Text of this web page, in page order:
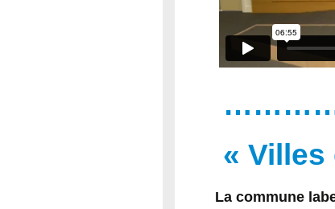
« Villes
La commune